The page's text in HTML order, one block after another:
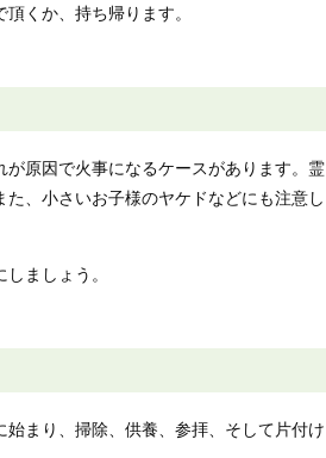
くか、持ち帰ります。
原因で火事になるケースがあります。霊
、小さいお子様のヤケドなどにも注意し
ましょう。
まり、掃除、供養、参拝、そして片付け